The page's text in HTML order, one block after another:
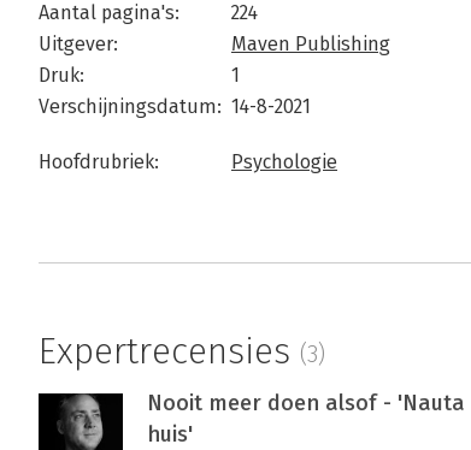
Aantal pagina's:
224
Uitgever:
Maven Publishing
Druk:
1
Verschijningsdatum: 14-8-2021
Hoofdrubriek: Psychologie
Expertrecensies (3)
Nooit meer doen alsof -
huis'